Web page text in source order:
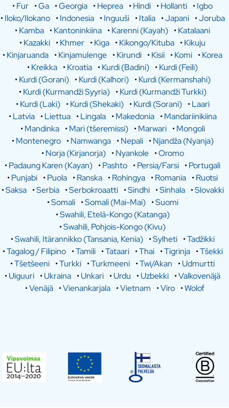
•Fur •Ga •Georgia •Heprea •Hindi •Hollanti •Igbo
•Iloko/Ilokano •Indonesia •Inguuši •Italia •Japani •Joruba
•Kamba •Kantoninkiina •Karenni (Kayah) •Katalaani
•Kazakki •Khmer •Kiga •Kikongo/Kituba •Kikuju
•Kinjaruanda •Kinjamulenge •Kirundi •Kisii •Komi •Korea
•Kreikka •Kroatia •Kurdi (Badini) •Kurdi (Feili)
•Kurdi (Gorani) •Kurdi (Kalhori) •Kurdi (Kermanshahi)
•Kurdi (Kurmandži Syyria) •Kurdi (Kurmandži Turkki)
•Kurdi (Laki) •Kurdi (Shekaki) •Kurdi (Sorani) •Laari
•Latvia •Liettua •Lingala •Makedonia •Mandariinikiina
•Mandinka •Mari (tšeremissi) •Marwari •Mongoli
•Montenegro •Namwanga •Nepali •Njandža (Nyanja)
•Norja (Kirjanorja) •Nyankole •Oromo
•Padaung Karen (Kayan) •Pashto •Persia/Farsi •Portugali
•Punjabi •Puola •Ranska •Rohingya •Romania •Ruotsi
•Saksa •Serbia •Serbokroaatti •Sindhi •Sinhala •Slovakki
•Somali •Somali (Mai-Mai) •Suomi
•Swahili, Etelä-Kongo (Katanga)
•Swahili, Pohjois-Kongo (Kivu)
•Swahili, Itärannikko (Tansania, Kenia) •Sylheti •Tadžikki
•Tagalog / Filipino •Tamili •Tataari •Thai •Tigrinja •Tšekki
•Tšetšeeni •Turkki •Turkmeeni •Twi/Akan •Udmurtti
•Uiguuri •Ukraina •Unkari •Urdu •Uzbekki •Valkovenäjä
•Venäjä •Vienankarjala •Vietnam •Viro •Wolof